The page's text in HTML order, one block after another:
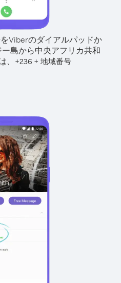
Viberのダイアルパッドか
ー島から中央アフリカ共和
、 +236 + 地域番号